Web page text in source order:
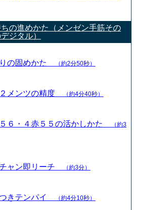
の進めかた（メンゼン手筋その
ジタル）
の固めかた （約2分50秒）
メンツの精度 （約4分40秒）
６・４赤５５の活かしかた
（約3
ャン即リーチ （約3分）
きテンパイ （約4分10秒）